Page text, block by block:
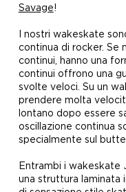
Savage!
I nostri wakeskate
continua di rocker. Se
continui, hanno una
continui offrono una
svolte veloci. Su un
prendere molta
lontano dopo essere
oscillazione continua
specialmente sul
Entrambi i wakeskate
una struttura laminata